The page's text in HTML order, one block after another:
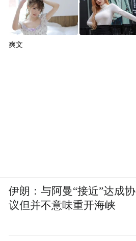
爽文
伊朗：与阿曼“接近”达成协
议但并不意味重开海峡